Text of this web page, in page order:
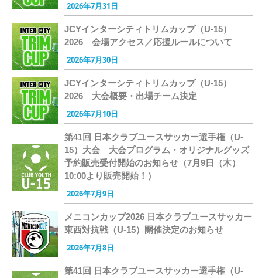
2026年7月31日
JCYインターシティトリムカップ（U-15）
2026 会場アクセス／応援ルールについて
2026年7月30日
JCYインターシティトリムカップ（U-15）
2026 大会概要・出場チーム決定
2026年7月10日
第41回 日本クラブユースサッカー選手権（U-
15）大会 大会プログラム・オリジナルグッズ
予約販売受付開始のお知らせ（7月9日（木）
10:00より販売開始！）
2026年7月9日
メニコンカップ2026 日本クラブユースサッカー
東西対抗戦（U-15）開催決定のお知らせ
2026年7月8日
第41回 日本クラブユースサッカー選手権（U-